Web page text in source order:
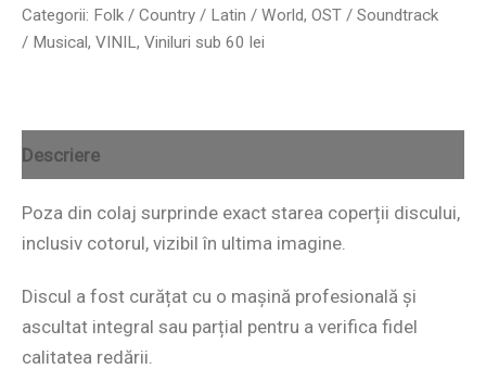
Categorii: Folk / Country / Latin / World, OST / Soundtrack
/ Musical, VINIL, Viniluri sub 60 lei
Descriere
Poza din colaj surprinde exact starea coperții discului,
inclusiv cotorul, vizibil în ultima imagine.
Discul a fost curățat cu o mașină profesională și
ascultat integral sau parțial pentru a verifica fidel
calitatea redării.